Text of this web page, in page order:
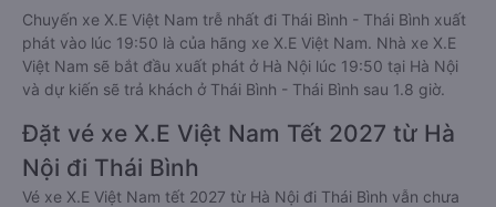
Chuyến xe X.E Việt Nam trễ nhất đi Thái Bình - Thái Bình xuất
phát vào lúc 19:50 là của hãng xe X.E Việt Nam. Nhà xe X.E
Việt Nam sẽ bắt đầu xuất phát ở Hà Nội lúc 19:50 tại Hà Nội
và dự kiến sẽ trả khách ở Thái Bình - Thái Bình sau 1.8 giờ.
Đặt vé xe X.E Việt Nam Tết 2027 từ Hà
Nội đi Thái Bình
Vé xe X.E Việt Nam tết 2027 từ Hà Nội đi Thái Bình vẫn chưa